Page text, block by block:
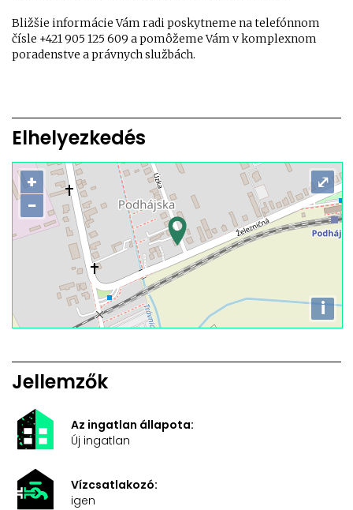
Bližšie informácie Vám radi poskytneme na telefónnom
čísle +421 905 125 609 a pomôžeme Vám v komplexnom
poradenstve a právnych službách.
Elhelyezkedés
+
−
i
⤢
Jellemzők
Az ingatlan állapota:
Új ingatlan
Vízcsatlakozó:
igen